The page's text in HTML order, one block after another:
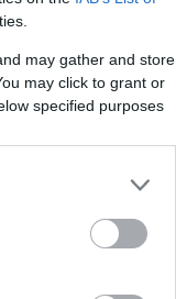
may gather and store
may click to grant or
specified purposes